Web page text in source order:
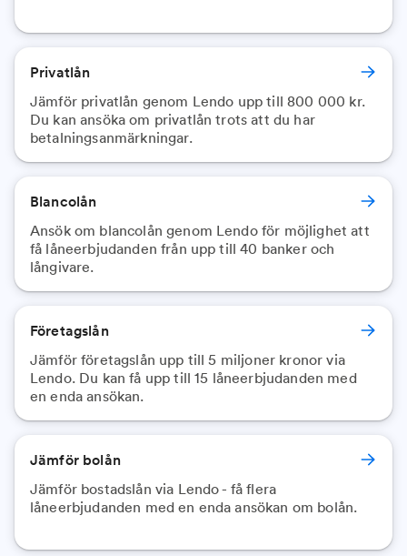
Privatlån
Jämför privatlån genom Lendo upp till 800 000 kr.
Du kan ansöka om privatlån trots att du har
betalningsanmärkningar.
Blancolån
Ansök om blancolån genom Lendo för möjlighet att
få låneerbjudanden från upp till 40 banker och
långivare.
Företagslån
Jämför företagslån upp till 5 miljoner kronor via
Lendo. Du kan få upp till 15 låneerbjudanden med
en enda ansökan.
Jämför bolån
Jämför bostadslån via Lendo - få flera
låneerbjudanden med en enda ansökan om bolån.